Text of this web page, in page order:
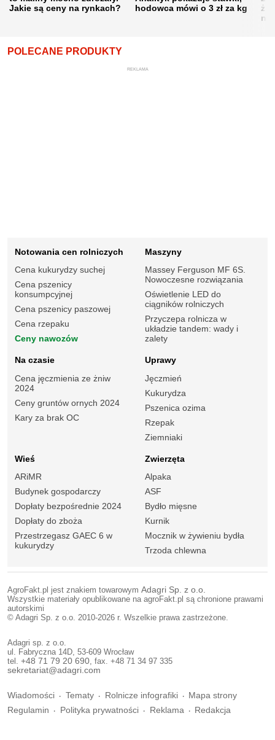
Jakie są ceny na rynkach?
hodowca mówi o 3 zł za kg
POLECANE PRODUKTY
REKLAMA
Notowania cen rolniczych
Cena kukurydzy suchej
Cena pszenicy
konsumpcyjnej
Cena pszenicy paszowej
Cena rzepaku
Ceny nawozów
Maszyny
Massey Ferguson MF 6S.
Nowoczesne rozwiązania
Oświetlenie LED do
ciągników rolniczych
Przyczepa rolnicza w
układzie tandem: wady i
zalety
Na czasie
Cena jęczmienia ze żniw
2024
Ceny gruntów ornych 2024
Kary za brak OC
Uprawy
Jęczmień
Kukurydza
Pszenica ozima
Rzepak
Ziemniaki
Wieś
ARiMR
Budynek gospodarczy
Dopłaty bezpośrednie 2024
Dopłaty do zboża
Przestrzegasz GAEC 6 w
kukurydzy
Zwierzęta
Alpaka
ASF
Bydło mięsne
Kurnik
Mocznik w żywieniu bydła
Trzoda chlewna
AgroFakt.pl jest znakiem towarowym Adagri Sp. z o.o.
Wszystkie materiały opublikowane na agroFakt.pl są chronione prawami
autorskimi
© Adagri Sp. z o.o. 2010-2026 r. Wszelkie prawa zastrzeżone.
Adagri sp. z o.o.
ul. Fabryczna 14D, 53-609 Wrocław
tel. +48 71 79 20 690 , fax. +48 71 34 97 335
sekretariat@adagri.com
Wiadomości Tematy Rolnicze infografiki
Mapa strony
Regulamin
Polityka prywatności Reklama Redakcja